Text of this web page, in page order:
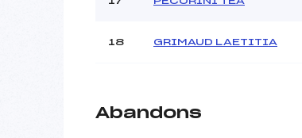
18 GRIMAUD LAETITIA
Abandons